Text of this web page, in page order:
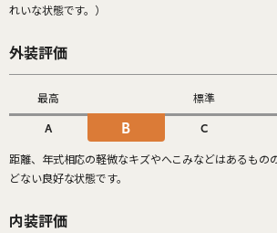
れいな状態です。）
外装評価
最高 標準
A B C
距離、年式相応の軽微なキズやへこみなどはあるもの
どない良好な状態です。
内装評価